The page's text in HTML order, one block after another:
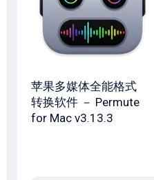
苹果多媒体全能格式
转换软件 － Permute
for Mac v3.13.3